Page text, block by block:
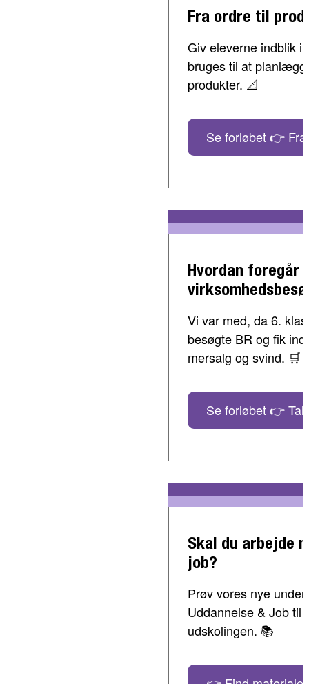
Fra ordre til
Giv eleverne indblik
bruges til at
produkter. 📐
Se forløbet 👉
Hvordan foregår
Vi var med, da 6.
besøgte BR og fik
mersalg og svind. 🛒
Se forløbet 👉 Tal
Skal du arbejde
job?
Prøv vores nye
Uddannelse & Job til
udskolingen. 📚